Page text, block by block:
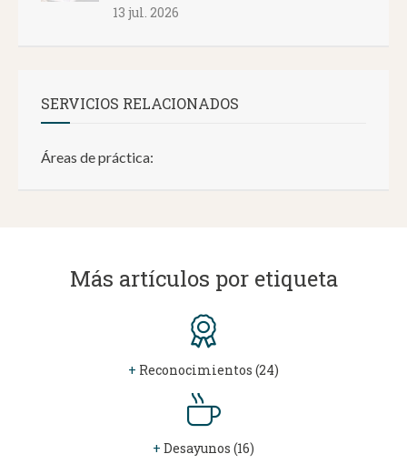
13 jul. 2026
SERVICIOS RELACIONADOS
Áreas de práctica:
Más artículos por etiqueta
+ Reconocimientos (24)
+ Desayunos (16)